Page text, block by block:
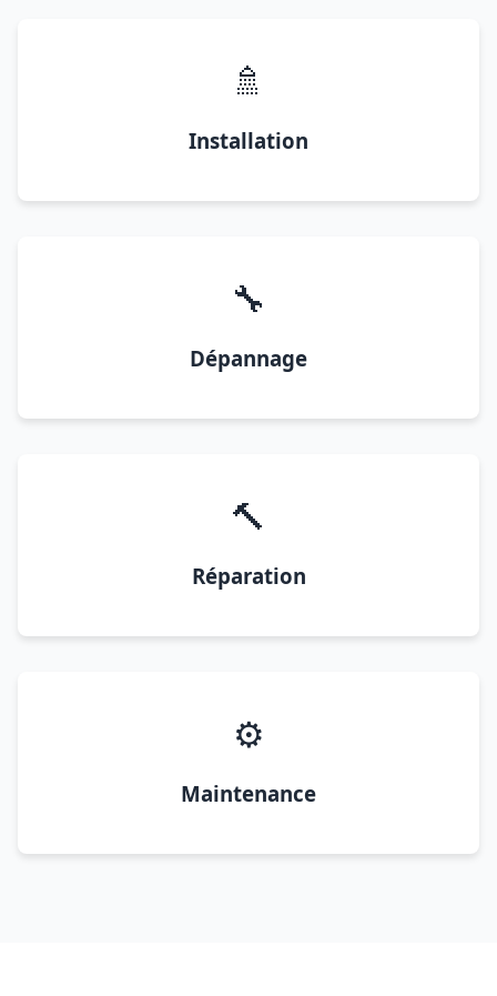
🚿
Installation
🔧
Dépannage
🔨
Réparation
⚙️
Maintenance